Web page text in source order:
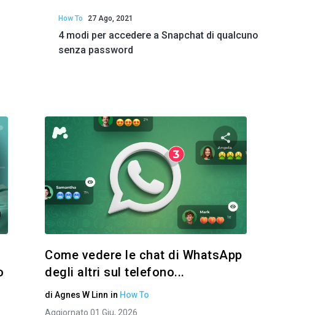
How To 27 Ago, 2021
4 modi per accedere a Snapchat di qualcuno
senza password
questo articolo Condividi questo
Twitter
Come vedere le chat di WhatsApp
degli altri sul telefono...
diAgnes W Linn in How To
Aggiornato 01 Giu, 2026